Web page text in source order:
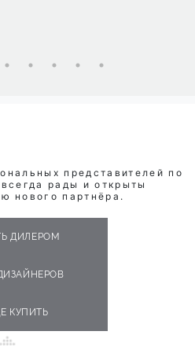
представителей по
рады и открыты
нового партнёра.
ДИЛЕРОМ
КУПИТЬ